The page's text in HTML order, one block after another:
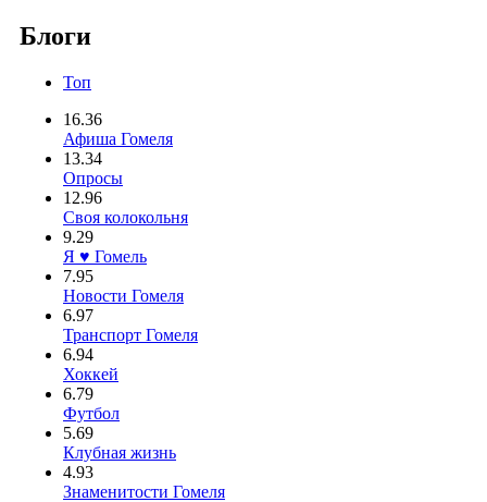
Блоги
Топ
16.36
Афиша Гомеля
13.34
Опросы
12.96
Своя колокольня
9.29
Я ♥ Гомель
7.95
Новости Гомеля
6.97
Транспорт Гомеля
6.94
Хоккей
6.79
Футбол
5.69
Клубная жизнь
4.93
Знаменитости Гомеля